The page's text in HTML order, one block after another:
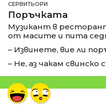
СЕРВИТЬОРИ
Поръчката
Музикант в
от масите и пита
– Извинете, вие ли
– Не, аз чакам свинско